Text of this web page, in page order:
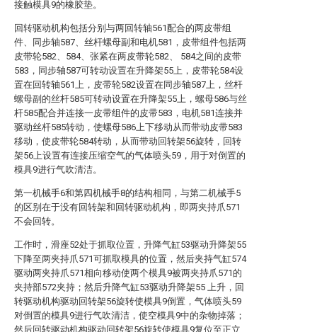
接触模具9的橡胶垫。
回转驱动机构包括分别与两回转轴561配合的两皮带组
件、同步轴587、丝杆螺母副和电机581，皮带组件包括两
皮带轮582、584、张紧在两皮带轮582、 584之间的皮带
583，同步轴587可转动设置在升降架55上，皮带轮584设
置在回转轴561上，皮带轮582设置在同步轴587上，丝杆
螺母副的丝杆585可转动设置在升降架55上，螺母586与丝
杆585配合并连接一皮带组件的皮带583，电机581连接并
驱动丝杆585转动，使螺母586上下移动从而带动皮带583
移动，使皮带轮584转动，从而带动回转架56旋转，回转
架56上设置有连接压缩空气的气体喷头59，用于对倒置的
模具9进行气吹清洁。
第一机械手6和第四机械手8的结构相同，与第二机械手5
的区别在于没有回转架和回转驱动机构，即两夹持爪571
不会回转。
工作时，滑座52处于抓取位置，升降气缸53驱动升降架55
下降至两夹持爪571可抓取模具的位置，然后夹持气缸574
驱动两夹持爪571相向移动使两个模具9被两夹持爪571的
夹持部572夹持；然后升降气缸53驱动升降架55 上升，回
转驱动机构驱动回转架56旋转使模具9倒置，气体喷头59
对倒置的模具9进行气吹清洁，使空模具9中的杂物掉落；
然后回转驱动机构驱动回转架56旋转使模具9复位至正立